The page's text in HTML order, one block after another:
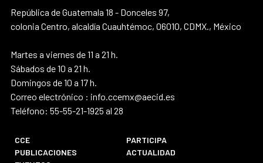
República de Guatemala 18 - Donceles 97,
colonia Centro, alcaldía Cuauhtémoc, 06010, CDMX., México
Martes a viernes de 11 a 21 h.
Sábados de 10 a 21 h.
Domingos de 10 a 17 h.
Correo electrónico : info.ccemx@aecid.es
Teléfono: 55-55-21-1925 al 28
CCE
PARTICIPA
PUBLICACIONES
ACTUALIDAD